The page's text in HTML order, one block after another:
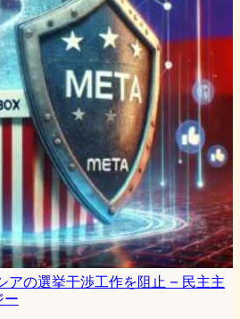
アの選挙干渉工作を阻止 – 民主主
ー